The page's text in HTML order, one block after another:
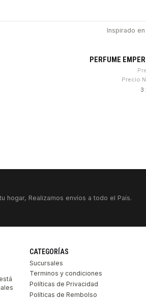
Inspirado en
PERFUME
Precio
3
hogar, Realizamos envíos a todo el País.
CATEGORÍAS
Sucursales
Terminos y condiciones
Políticas de Privacidad
Políticas de Rembolso